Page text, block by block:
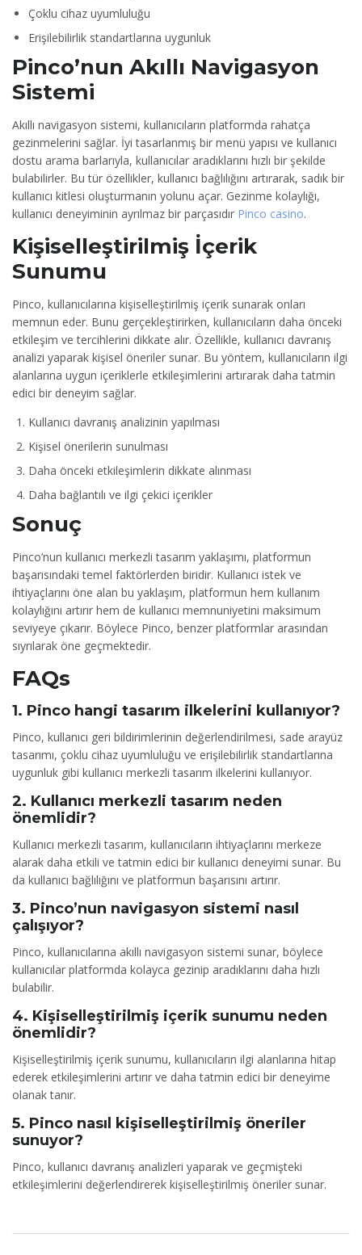
Çoklu cihaz uyumluluğu
Erişilebilirlik standartlarına uygunluk
Pinco’nun Akıllı Navigasyon
Sistemi
Akıllı navigasyon sistemi, kullanıcıların platformda rahatça
gezinmelerini sağlar. İyi tasarlanmış bir menü yapısı ve kullanıcı
dostu arama barlarıyla, kullanıcılar aradıklarını hızlı bir şekilde
bulabilirler. Bu tür özellikler, kullanıcı bağlılığını artırarak, sadık bir
kullanıcı kitlesi oluşturmanın yolunu açar. Gezinme kolaylığı,
kullanıcı deneyiminin ayrılmaz bir parçasıdır Pinco casino.
Kişiselleştirilmiş İçerik
Sunumu
Pinco, kullanıcılarına kişiselleştirilmiş içerik sunarak onları
memnun eder. Bunu gerçekleştirirken, kullanıcıların daha önceki
etkileşim ve tercihlerini dikkate alır. Özellikle, kullanıcı davranış
analizi yaparak kişisel öneriler sunar. Bu yöntem, kullanıcıların ilgi
alanlarına uygun içeriklerle etkileşimlerini artırarak daha tatmin
edici bir deneyim sağlar.
Kullanıcı davranış analizinin yapılması
Kişisel önerilerin sunulması
Daha önceki etkileşimlerin dikkate alınması
Daha bağlantılı ve ilgi çekici içerikler
Sonuç
Pinco’nun kullanıcı merkezli tasarım yaklaşımı, platformun
başarısındaki temel faktörlerden biridir. Kullanıcı istek ve
ihtiyaçlarını öne alan bu yaklaşım, platformun hem kullanım
kolaylığını artırır hem de kullanıcı memnuniyetini maksimum
seviyeye çıkarır. Böylece Pinco, benzer platformlar arasından
sıyrılarak öne geçmektedir.
FAQs
1. Pinco hangi tasarım ilkelerini kullanıyor?
Pinco, kullanıcı geri bildirimlerinin değerlendirilmesi, sade arayüz
tasarımı, çoklu cihaz uyumluluğu ve erişilebilirlik standartlarına
uygunluk gibi kullanıcı merkezli tasarım ilkelerini kullanıyor.
2. Kullanıcı merkezli tasarım neden
önemlidir?
Kullanıcı merkezli tasarım, kullanıcıların ihtiyaçlarını merkeze
alarak daha etkili ve tatmin edici bir kullanıcı deneyimi sunar. Bu
da kullanıcı bağlılığını ve platformun başarısını artırır.
3. Pinco’nun navigasyon sistemi nasıl
çalışıyor?
Pinco, kullanıcılarına akıllı navigasyon sistemi sunar, böylece
kullanıcılar platformda kolayca gezinip aradıklarını daha hızlı
bulabilir.
4. Kişiselleştirilmiş içerik sunumu neden
önemlidir?
Kişiselleştirilmiş içerik sunumu, kullanıcıların ilgi alanlarına hitap
ederek etkileşimlerini artırır ve daha tatmin edici bir deneyime
olanak tanır.
5. Pinco nasıl kişiselleştirilmiş öneriler
sunuyor?
Pinco, kullanıcı davranış analizleri yaparak ve geçmişteki
etkileşimlerini değerlendirerek kişiselleştirilmiş öneriler sunar.